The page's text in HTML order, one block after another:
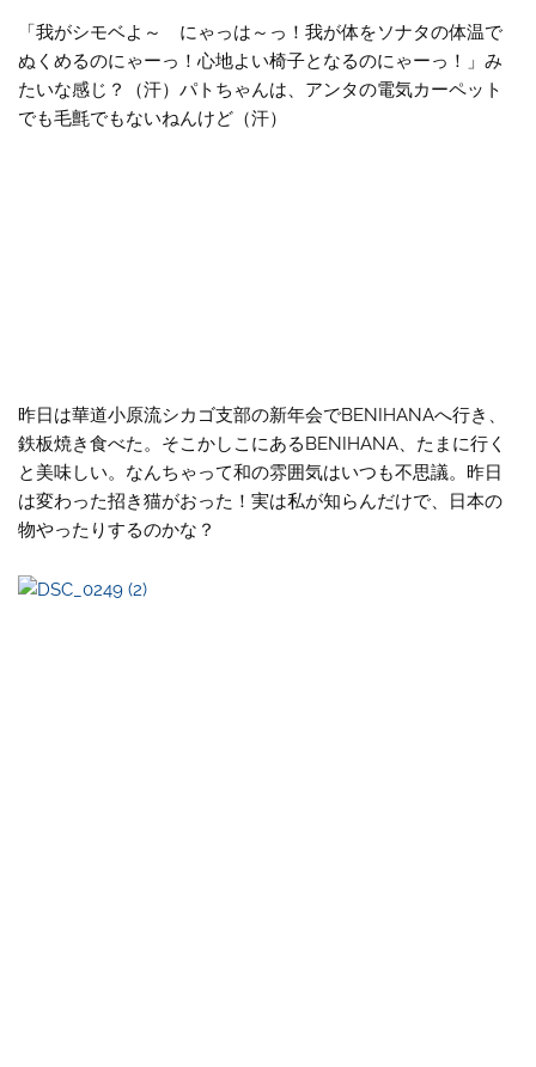
「我がシモベよ～ にゃっは～っ！我が体をソナタの体温で
ぬくめるのにゃーっ！心地よい椅子となるのにゃーっ！」み
たいな感じ？（汗）パトちゃんは、アンタの電気カーペット
でも毛氈でもないねんけど（汗）
昨日は華道小原流シカゴ支部の新年会でBENIHANAへ行き、
鉄板焼き食べた。そこかしこにあるBENIHANA、たまに行く
と美味しい。なんちゃって和の雰囲気はいつも不思議。昨日
は変わった招き猫がおった！実は私が知らんだけで、日本の
物やったりするのかな？